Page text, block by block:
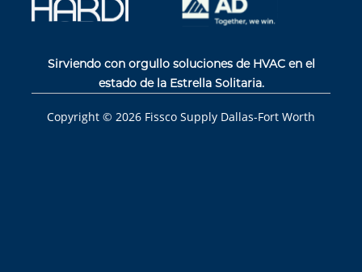
Sirviendo con orgullo soluciones de HVAC en el
estado de la Estrella Solitaria.
Copyright © 2026 Fissco Supply Dallas-Fort Worth